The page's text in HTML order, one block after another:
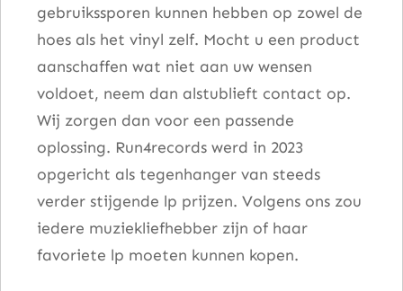
gebruikssporen kunnen hebben op zowel de
hoes als het vinyl zelf. Mocht u een product
aanschaffen wat niet aan uw wensen
voldoet, neem dan alstublieft contact op.
Wij zorgen dan voor een passende
oplossing. Run4records werd in 2023
opgericht als tegenhanger van steeds
verder stijgende lp prijzen. Volgens ons zou
iedere muziekliefhebber zijn of haar
favoriete lp moeten kunnen kopen.